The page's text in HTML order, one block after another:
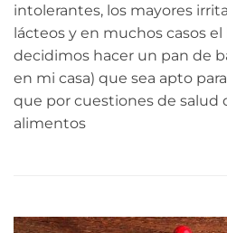
intolerantes, los mayores
lácteos y en muchos casos el
decidimos hacer un pan de
en mi casa) que sea apto
que por cuestiones de salud
alimentos